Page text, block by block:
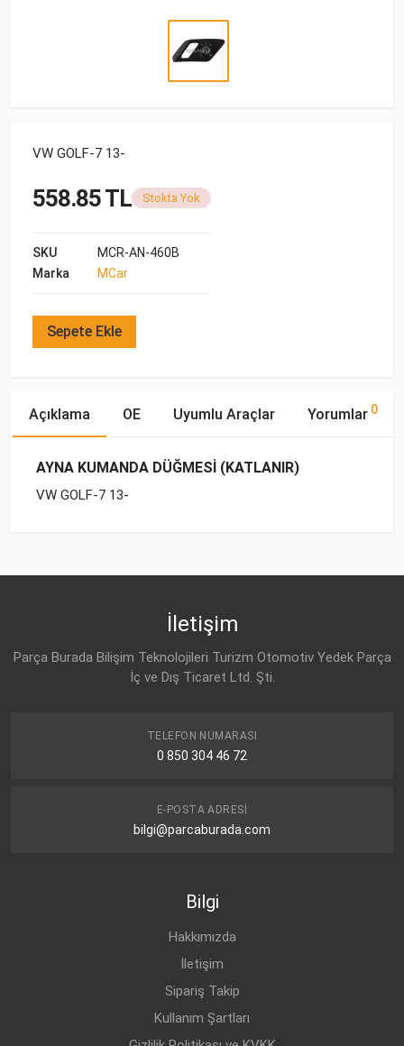
VW GOLF-7 13-
558.85 TL Stokta Yok
SKU
MCR-AN-460B
Marka
MCar
Sepete Ekle
Açıklama OE Uyumlu Araçlar Yorumlar 0
AYNA KUMANDA DÜĞMESİ (KATLANIR)
VW GOLF-7 13-
VW
İletişim
Parça Burada Bilişim Teknolojileri Turizm Otomotiv Yedek Parça
İç ve Dış Ticaret Ltd. Şti.
TELEFON NUMARASI
0 850 304 46 72
E-POSTA ADRESI
bilgi@parcaburada.com
Bilgi
Hakkımızda
İletişim
Sipariş Takip
Kullanım Şartları